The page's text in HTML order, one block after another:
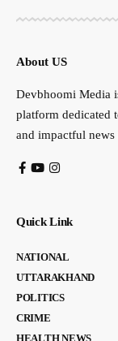
About US
Devbhoomi Media
platform dedicated
and impactful
Quick Link
NATIONAL
UTTARAKHAND
POLITICS
CRIME
HEALTH NEWS